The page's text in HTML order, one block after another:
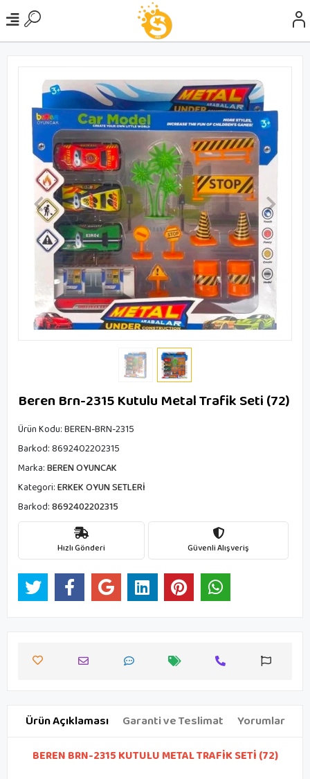
Beren Brn-2315 Kutulu Metal Trafik Seti (72)
Ürün Kodu:BEREN-BRN-2315
Barkod:8692402202315
Marka:BEREN OYUNCAK
Kategori:ERKEK OYUN SETLERİ
Barkod:8692402202315
Hızlı Gönderi Güvenli Alışveriş
Ürün Açıklaması Garanti ve Teslimat Yorumlar
BEREN BRN-2315 KUTULU METAL TRAFİK SETİ (72)